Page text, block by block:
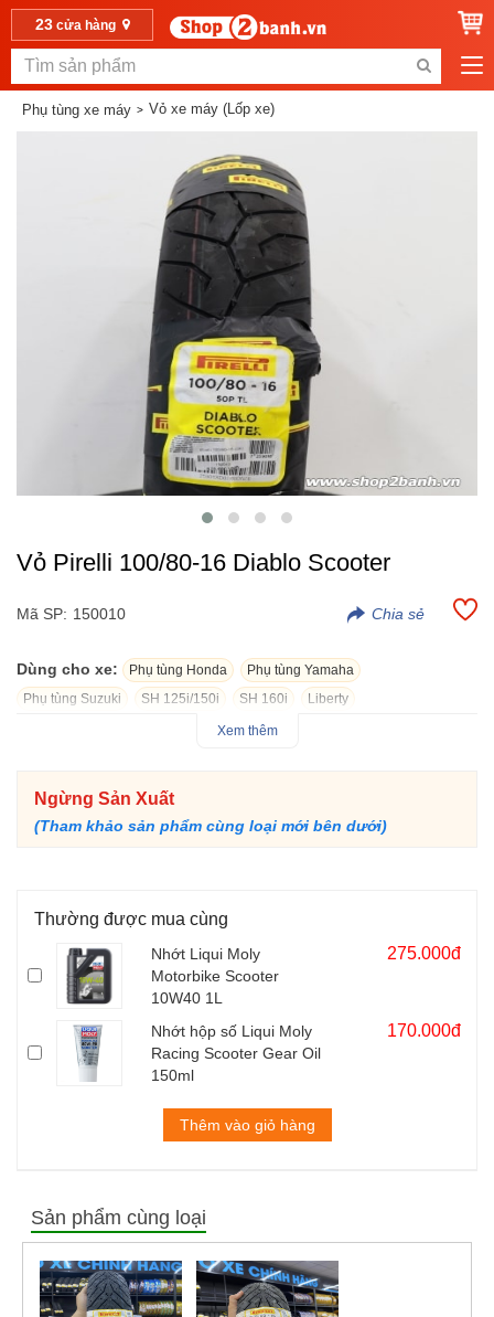
23cửa hàng
Phụ tùng xe máy Vỏ xe máy (Lốp xe)
Vỏ Pirelli 100/80-16 Diablo Scooter
Mã SP: 150010
Dùng cho xe: Phụ tùng Honda
Phụ tùng Yamaha
Phụ tùng Suzuki
SH 125i/150i SH 160i Liberty
được nhiều anh em trải nghiệm và đánh giá khá cao.
Vỏ Pirelli được nhắc đến với độ bền và cao su khá tốt, giúp xe
Xem thêm
Ngừng Sản Xuất
(Tham khảo sản phẩm cùng loại mới bên dưới)
Thường được mua cùng
Nhớt Liqui Moly
Motorbike Scooter
10W40 1L
275.000đ
Nhớt hộp số Liqui Moly
Racing Scooter Gear Oil
150ml
170.000đ
Thêm vào giỏ hàng
Sản phẩm cùng loại